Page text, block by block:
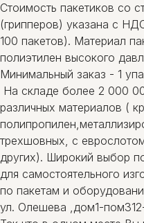
Стоимость пакетиков со
(грипперов) указана с
100 пакетов). Материал
полиэтилен высокого
Минимальный заказ - 1
На складе более 2 000
различных материалов (
трехшовных, с
других). Широкий выбор
для самостоятельного
по пакетам и
ул. Олешева ,дом1-